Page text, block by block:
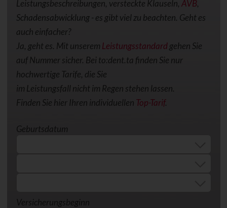
Leistungsbeschreibungen, versteckte Klauseln, AVB,
Schadensabwicklung - es gibt viel zu beachten. Geht es
auch einfacher?
Ja, geht es. Mit unserem Leistungsstandardgehen Sie
auf Nummer sicher. Bei to:dent.ta finden Sie nur
hochwertige Tarife, die Sie
im Leistungsfall nicht im Regen stehen lassen.
Finden Sie hier Ihren individuellen Top-Tarif.
Geburtsdatum
Versicherungsbeginn